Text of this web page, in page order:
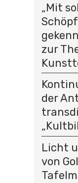
„Mit
zur
der
Licht
von